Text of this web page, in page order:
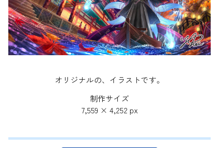
オリジナルの、イラストです。
制作サイズ
7,559 × 4,252 px